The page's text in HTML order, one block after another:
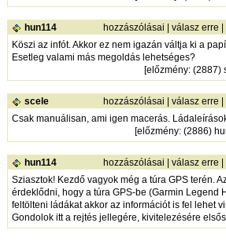
hun114 hozzászólásai válasz erre
Köszi az infót. Akkor ez nem igazán váltja ki a
Esetleg valami más megoldás lehetséges?
[előzmény: (2887)
scele hozzászólásai válasz erre
Csak manuálisan, ami igen macerás.
[előzmény: (2886)
hun114 hozzászólásai válasz erre
Sziasztok! Kezdő vagyok még a túra GPS terén.
érdeklődni, hogy a túra GPS-be (Garmin Legend
feltölteni ládákat akkor az információt is fel lehet
Gondolok itt a rejtés jellegére, kivitelezésére